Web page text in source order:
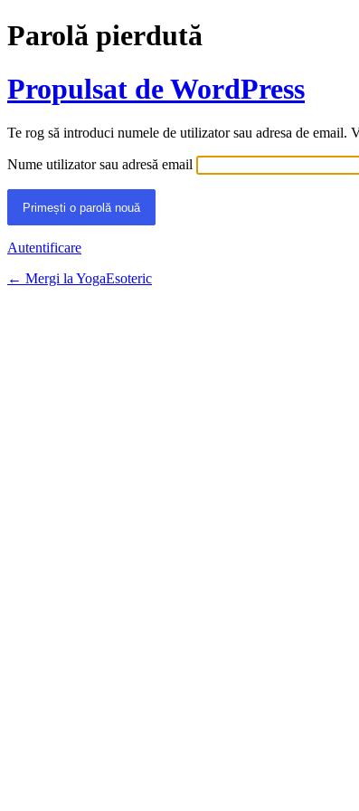
Parolă pierdută
Propulsat de WordPress
Te rog să introduci numele de utilizator sau adresa de
Nume utilizator sau adresă email
Autentificare
← Mergi la YogaEsoteric